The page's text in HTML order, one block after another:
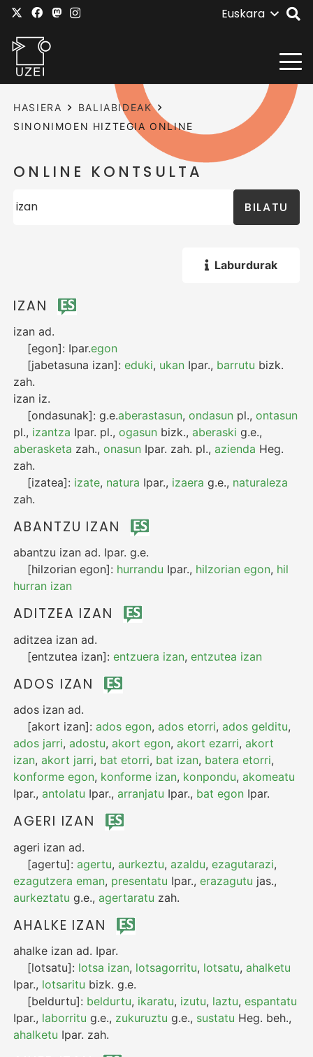
Euskara
HASIERA
BALIABIDEAK
SINONIMOEN HIZTEGIA ONLINE
ONLINE KONTSULTA
BILATU
Laburdurak
IZAN
izan ad.
[egon]: Ipar.egon
[jabetasuna izan]:eduki, ukan Ipar., barrutu bizk.
zah.
izan iz.
[ondasunak]:g.e.aberastasun,ondasun pl.,ontasun
pl., izantza Ipar. pl.,ogasun bizk.,aberaski g.e.,
aberasketa zah.,onasun Ipar. zah. pl.,azienda Heg.
zah.
[izatea]: izate, natura Ipar., izaera g.e., naturaleza
zah.
ABANTZU IZAN
abantzu izan ad. Ipar. g.e.
[hilzorian egon]: hurrandu Ipar., hilzorian egon, hil
hurran izan
ADITZEA IZAN
aditzea izan ad.
[entzutea izan]:entzuera izan,entzutea izan
ADOS IZAN
ados izan ad.
[akort izan]:ados egon,ados etorri,ados gelditu,
ados jarri,adostu,akort egon,akort ezarri,akort
izan,akort jarri, bat etorri, bat izan, batera etorri,
konforme egon, konforme izan, konpondu,akomeatu
Ipar.,antolatu Ipar.,arranjatu Ipar., bat egon Ipar.
AGERI IZAN
ageri izan ad.
[agertu]:agertu,aurkeztu,azaldu,ezagutarazi,
ezagutzera eman, presentatu Ipar.,erazagutu jas.,
aurkeztatu g.e.,agertaratu zah.
AHALKE IZAN
ahalke izan ad. Ipar.
[lotsatu]: lotsa izan, lotsagorritu, lotsatu,ahalketu
Ipar., lotsaritu bizk. g.e.
[beldurtu]: beldurtu, ikaratu, izutu, laztu,espantatu
Ipar., laborritu g.e., zukuruztu g.e., sustatu Heg. beh.,
ahalketu Ipar. zah.